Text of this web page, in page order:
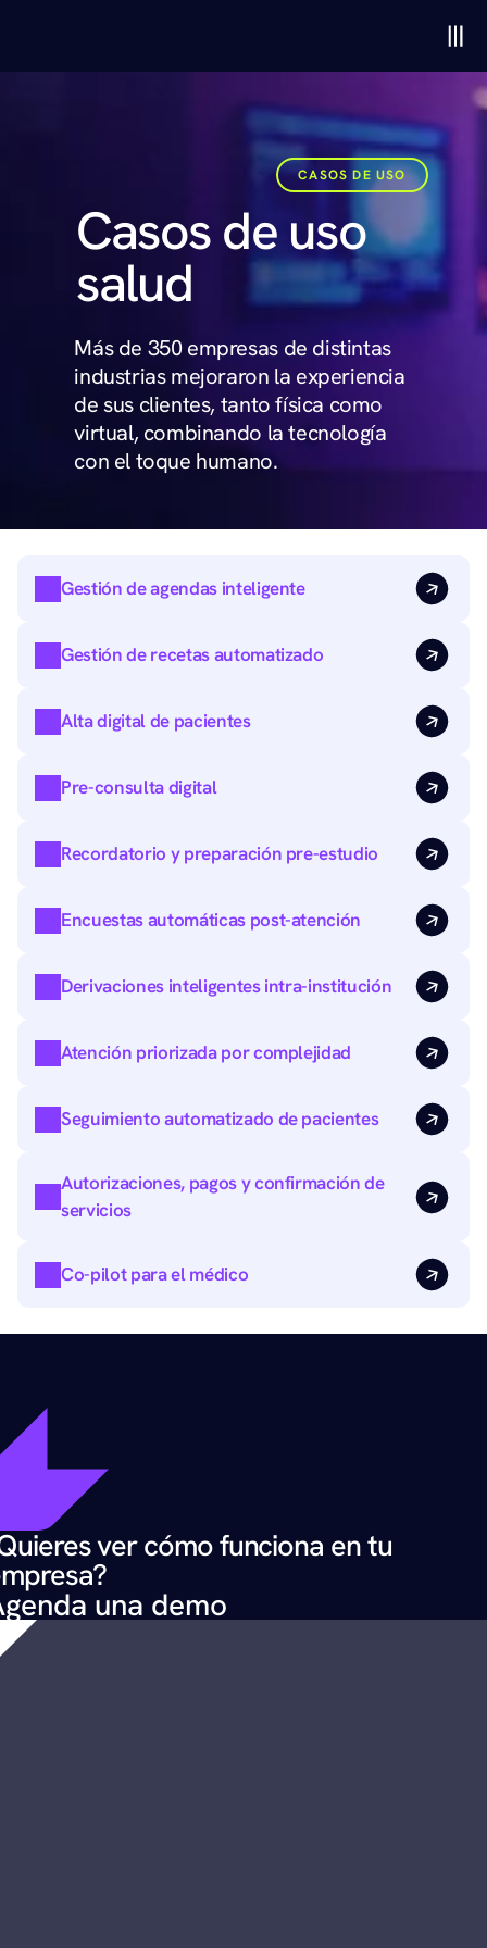
CASOS DE USO
Casos de uso
salud
Más de 350 empresas de distintas
industrias mejoraron la experiencia
de sus clientes, tanto física como
virtual, combinando la tecnología
con el toque humano.
Gestión de agendas inteligente
Gestión de recetas automatizado
Alta digital de pacientes
Pre-consulta digital
Recordatorio y preparación pre-estudio
Encuestas automáticas post-atención
Derivaciones inteligentes intra-institución
Atención priorizada por complejidad
Seguimiento automatizado de pacientes
Autorizaciones, pagos y confirmación de
servicios
Co-pilot para el médico
ver cómo funciona en tu
una demo